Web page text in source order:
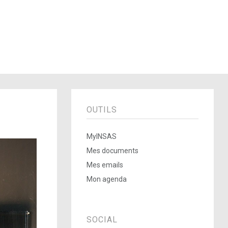
OUTILS
MyINSAS
Mes documents
Mes emails
Mon agenda
SOCIAL